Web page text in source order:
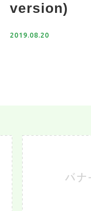
version)
2019.08.20